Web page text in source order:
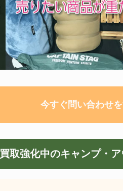
今すぐ問い合わせ
買取強化中のキャンプ・